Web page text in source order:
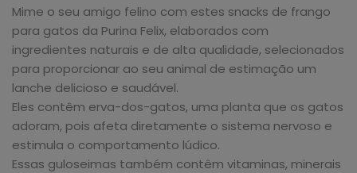
Mime o seu amigo felino com estes snacks de frango
para gatos da Purina Felix, elaborados com
ingredientes naturais e de alta qualidade, selecionados
para proporcionar ao seu animal de estimação um
lanche delicioso e saudável.
Eles contêm erva-dos-gatos, uma planta que os gatos
adoram, pois afeta diretamente o sistema nervoso e
estimula o comportamento lúdico.
Essas guloseimas também contêm vitaminas, minerais